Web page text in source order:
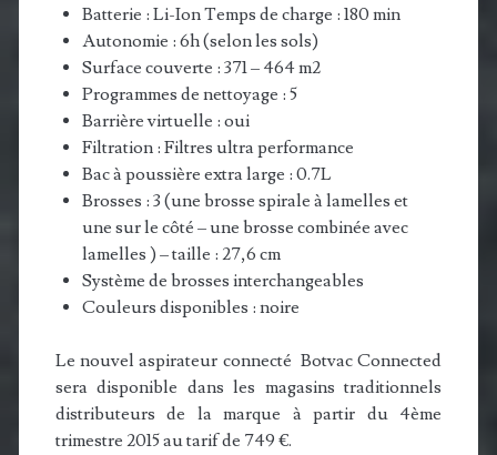
Batterie : Li-Ion Temps de charge : 180 min
Autonomie : 6h (selon les sols)
Surface couverte : 371 – 464 m2
Programmes de nettoyage : 5
Barrière virtuelle : oui
Filtration : Filtres ultra performance
Bac à poussière extra large : 0.7L
Brosses : 3 (une brosse spirale à lamelles et
une sur le côté – une brosse combinée avec
lamelles ) – taille : 27,6 cm
Système de brosses interchangeables
Couleurs disponibles : noire
Le nouvel aspirateur connecté Botvac Connected
sera disponible dans les magasins traditionnels
distributeurs de la marque à partir du 4ème
trimestre 2015 au tarif de 749 €.